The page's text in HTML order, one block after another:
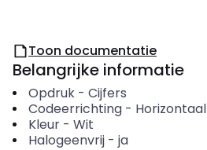
Toon documentatie
Belangrijke informatie
Opdruk- Cijfers
Codeerrichting- Horizontaal
Kleur- Wit
Halogeenvrij- ja